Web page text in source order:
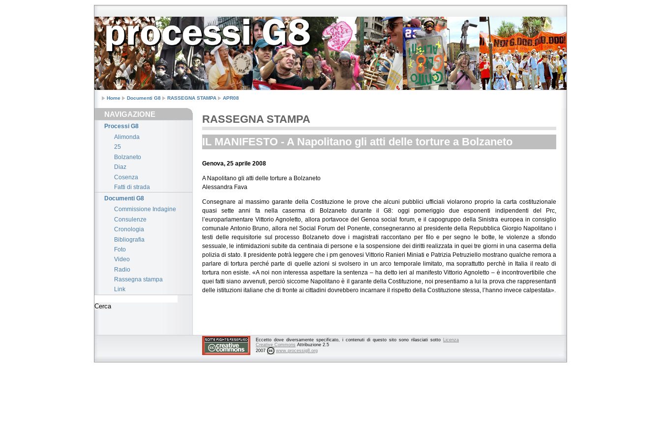
Home Documenti G8 RASSEGNA STAMPA APR08
NAVIGAZIONE
Processi G8
Alimonda
25
Bolzaneto
Diaz
Cosenza
Fatti di strada
Documenti G8
Commissione Indagine
Consulenze
Cronologia
Bibliografia
Foto
Video
Radio
Rassegna stampa
Link
RASSEGNA STAMPA
IL MANIFESTO - A Napolitano gli atti delle torture a Bolzaneto
Genova, 25 aprile 2008
A Napolitano gli atti delle torture a Bolzaneto
Alessandra Fava
Consegnare al massimo garante della Costituzione le prove che alcuni pubblici ufficiali violarono proprio la carta costituzionale
quasi sette anni fa nella caserma di Bolzaneto durante il G8: oggi pomeriggio due esponenti indipendenti del Prc,
l’europarlamentare Vittorio Agnoletto, allora portavoce del Genoa social forum, e il capogruppo della Sinistra europea in consiglio
comunale Antonio Bruno, allora nel Social Forum del Ponente, consegneranno al presidente della Repubblica Giorgio Napolitano i
testi delle requisitorie sul processo Bolzaneto dove i magistrati raccontano per filo e per segno le botte, le violenze a sfondo
sessuale, le intimidazioni subite da centinaia di persone e la sospensione dei diritti realizzata in quei tre giorni in una caserma della
polizia di stato. Il presidente potrà leggere che i pm genovesi Vittorio Ranieri Miniati e Patrizia Petruziello mostrano qualche remora a
parlare di tortura perché parte di quelle azioni si svolsero in un arco temporale limitato, ma soprattutto perchè in Italia il reato di
tortura non esiste. «A noi non interessa aspettare la sentenza – ha detto ieri al manifesto Vittorio Agnoletto – è incontrovertibile che
quei fatti siano avvenuti, perciò siccome Napolitano è il garante della Costituzione, noi presentiamo a lui la prova che rappresentanti
delle istituzioni italiane che di fronte ai cittadini dovrebbero incarnare il rispetto della Costituzione stessa, l’hanno invece calpestata».
Eccetto dove diversamente specificato, i contenuti di questo sito sono rilasciati sotto
Licenza
Creative Commons Attribuzione 2.5
2007
www.processig8.org